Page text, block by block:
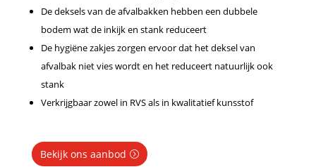
De deksels van de afvalbakken hebben een dubbele
bodem wat de inkijk en stank reduceert
De hygiëne zakjes zorgen ervoor dat het deksel van
afvalbak niet vies wordt en het reduceert natuurlijk ook
stank
Verkrijgbaar zowel in RVS als in kwalitatief kunsstof
Bekijk ons aanbod